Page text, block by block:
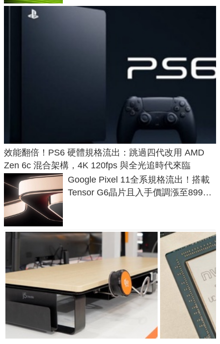
效能翻倍！PS6 硬體規格流出：跳過四代改用 AMD
Zen 6c 混合架構，4K 120fps 與全光追時代來臨
Google Pixel 11全系規格流出！搭載
Tensor G6晶片且入手價調漲至899美